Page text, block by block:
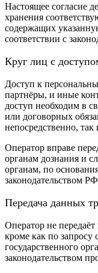
Настоящее согласие
хранения
содержащих
соответствии с
Круг лиц с
Доступ к
партнёры, и иные
доступ необходим в
или договорных
непосредственно,
Оператор вправе
органам дознания и
органам, по
законодательством
Передача данных
Оператор не
кроме как по запросу
государственного
законодательством